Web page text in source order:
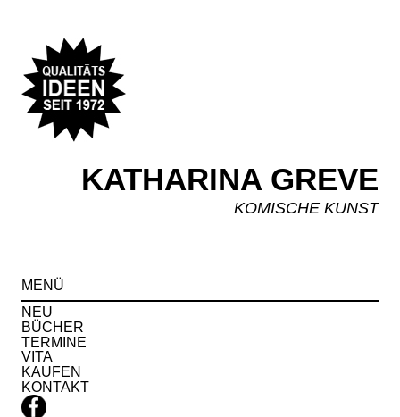
KATHARINA GREVE
KOMISCHE KUNST
MENÜ
NEU
BÜCHER
TERMINE
VITA
KAUFEN
KONTAKT